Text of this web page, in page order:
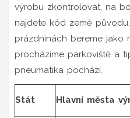
výrobu zkontrolovat, na
najdete kód země
prázdninách bereme jako
procházíme parkoviště a
pneumatika pochází.
Stát Hlavní města